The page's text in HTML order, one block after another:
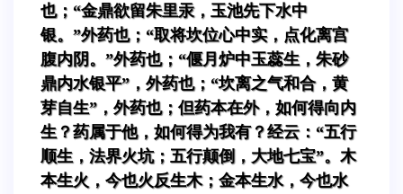
也；“金鼎欲留朱里汞，玉池先下水中
银。”外药也；“取将坎位心中实，点化离宫
腹内阴。”外药也；“偃月炉中玉蕊生，朱砂
鼎内水银平”，外药也；“坎离之气和合，黄
芽自生”，外药也；但药本在外，如何得向内
生？药属于他，如何得为我有？经云：“五行
顺生，法界火坑；五行颠倒，大地七宝”。木
本生火，今也火反生木；金本生水，今也水